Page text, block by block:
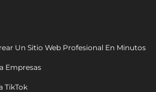
Un Sitio Web Profesional En Minutos
Empresas
TikTok